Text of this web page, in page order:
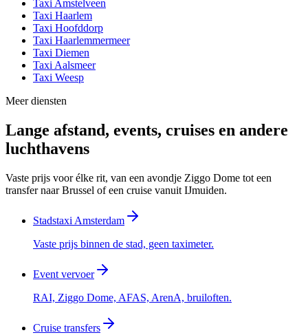
Taxi Amstelveen
Taxi Haarlem
Taxi Hoofddorp
Taxi Haarlemmermeer
Taxi Diemen
Taxi Aalsmeer
Taxi Weesp
Meer diensten
Lange afstand, events, cruises en andere
luchthavens
Vaste prijs voor élke rit, van een avondje Ziggo Dome tot een
transfer naar Brussel of een cruise vanuit IJmuiden.
Stadstaxi Amsterdam
Vaste prijs binnen de stad, geen taximeter.
Event vervoer
RAI, Ziggo Dome, AFAS, ArenA, bruiloften.
Cruise transfers